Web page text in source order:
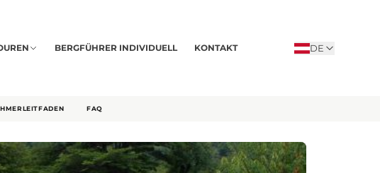
BERGFÜHRER INDIVIDUELL KONTAKT DE
FAQ